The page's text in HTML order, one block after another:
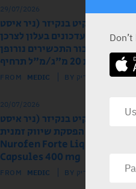
29/07/2026
הרישום רקיט בנקיזר (ניר איסט
מודיע על עדכונים בעלון לצרכן
לרופא עבור התכשירים נורופן
ותות 20 מ"ג/מ"ל תרחיף
FROM MEDIC BY מדיק
20/07/2026
הרישום רקיט בנקיזר (ניר איסט
מודיע על הפסקת שיווק זמנית
של התכשיר Nurofen Forte Liquid
Capsules 400 mg
FROM MEDIC BY מדיק